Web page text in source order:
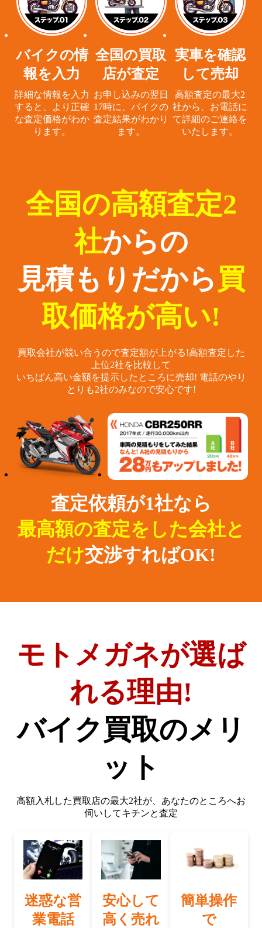
バイクの情
報を入力
詳細な情報を入力
すると、
より正確
な査定価格がわか
ります。
全国の買取
店が査定
お申し込みの翌日
17時に、 バイクの
査定結果がわかり
ます。
実車を確認
して売却
高額査定の最大2
社から、 お電話に
て詳細のご連絡を
いたします。
全国の高額査定2
社からの
見積もりだから 買
取価格が高い!
買取会社が競い合うので査定額が上がる!高額査定した
上位2社を比較して
いちばん高い金額を提示したところに売却! 電話のやり
とりも2社のみなので安心です!
査定依頼が1社なら
最高額の査定をした会社と
だけ交渉すればOK!
モトメガネが選ば
れる理由!
バイク買取のメリ
ット
高額入札した買取店の最大2社が、 あなたのところへお
伺いしてキチンと査定
迷惑な営
業電話
安心して
高く売れ
簡単操作
で